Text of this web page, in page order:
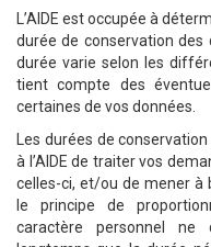
L’AIDE est occupée à
durée de conservation des
durée varie selon les
tient compte des
certaines de vos données.
Les durées de
à l’AIDE de traiter vos
celles-ci, et/ou de mener à
le principe de
caractère personnel ne